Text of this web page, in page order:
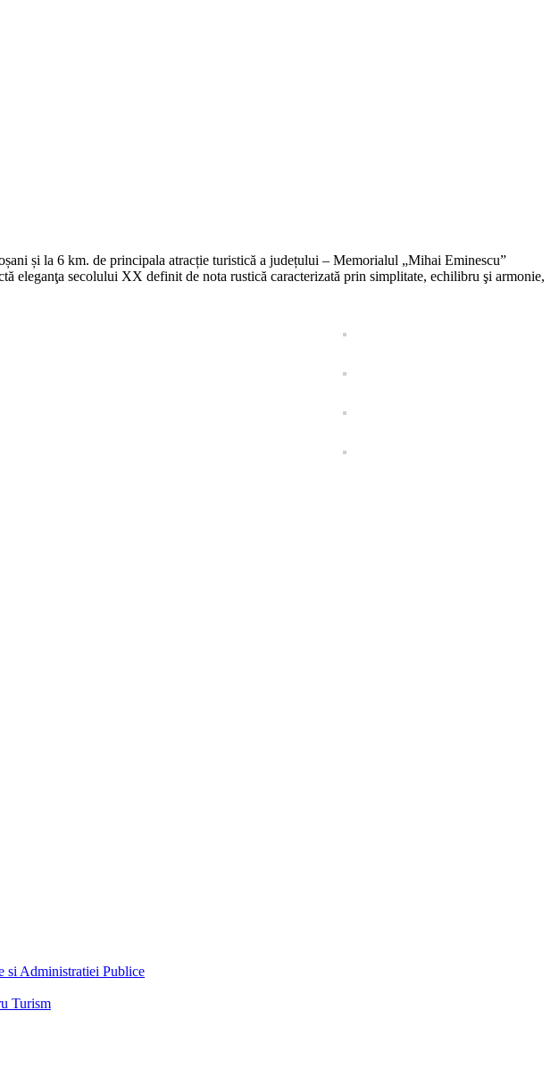
și la 6 km. de principala atracție turistică a județului – Memorialul „Mihai Eminescu”
eleganţa secolului XX definit de nota rustică caracterizată prin simplitate, echilibru şi armonie,
si Administratiei Publice
Turism